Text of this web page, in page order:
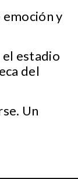
emoción y
el estadio
del
Un